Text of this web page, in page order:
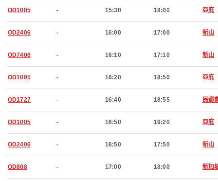
OD1005 - 15:30 18:00 亞庇
OD2406 - 16:00 17:00 新山
OD7406 - 16:10 17:10 新山
OD1005 - 16:20 18:50 亞庇
OD1727 - 16:40 18:55 民都
OD1005 - 16:50 19:20 亞庇
OD2406 - 16:50 17:50 新山
OD808 - 17:00 18:00 新加